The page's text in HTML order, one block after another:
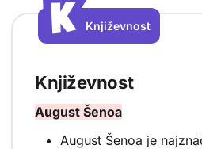
K
K
Književnost
Književnost
August Šenoa
August Šenoa je